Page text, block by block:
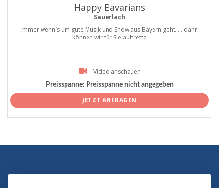
Happy Bavarians
Sauerlach
Immer wenn`s um gute Musik und Show aus Bayern geht......dann
können wir für Sie auftrette
Video anschauen
Preisspanne: Preisspanne nicht angegeben
JETZT ANFRAGEN